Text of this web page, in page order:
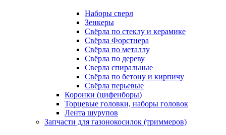
Наборы сверл
Зенкеры
Свёрла по стеклу и керамике
Свёрла Форстнера
Свёрла по металлу
Свёрла по дереву
Сверла спиральные
Свёрла по бетону и кирпичу
Свёрла перьевые
Коронки (цифенборы)
Торцевые головки, наборы головок
Лента шурупов
Запчасти для газонокосилок (триммеров)